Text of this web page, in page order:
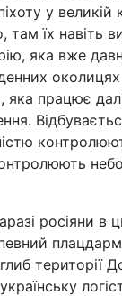
у великій
там їх навіть
яка вже
працює далі
росіяни в
території